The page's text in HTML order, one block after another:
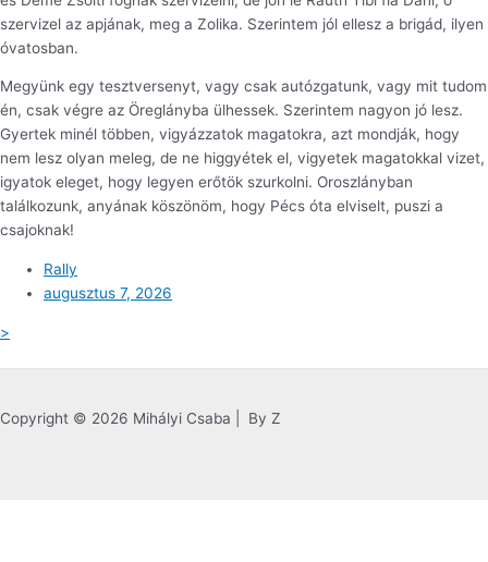
szervizel az apjának, meg a Zolika. Szerintem jól ellesz a brigád, ilyen
óvatosban.
Megyünk egy tesztversenyt, vagy csak autózgatunk, vagy mit tudom
én, csak végre az Öreglányba ülhessek. Szerintem nagyon jó lesz.
Gyertek minél többen, vigyázzatok magatokra, azt mondják, hogy
nem lesz olyan meleg, de ne higgyétek el, vigyetek magatokkal vizet,
igyatok eleget, hogy legyen erőtök szurkolni. Oroszlányban
találkozunk, anyának köszönöm, hogy Pécs óta elviselt, puszi a
csajoknak!
Rally
augusztus 7, 2026
>
Copyright © 2026 Mihályi Csaba | By Z